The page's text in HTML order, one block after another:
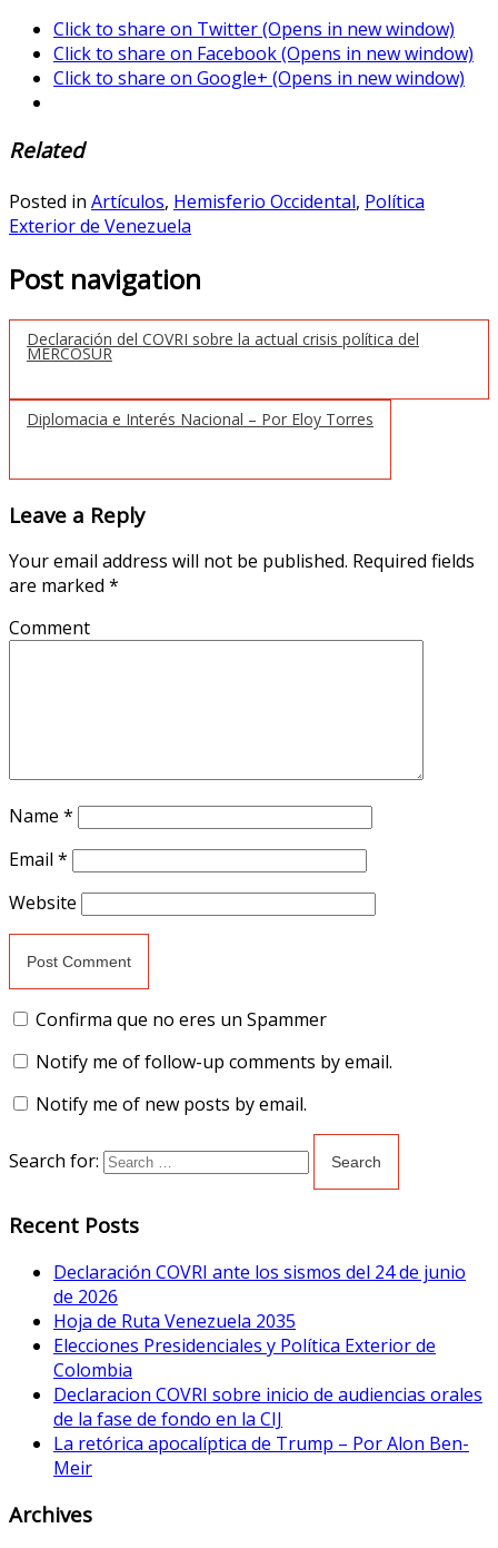
Click to share on Twitter (Opens in new window)
Click to share on Facebook (Opens in new window)
Click to share on Google+ (Opens in new window)
Related
Posted in Artículos, Hemisferio Occidental, Política
Exterior de Venezuela
Post navigation
Declaración del COVRI sobre la actual crisis política del
MERCOSUR
Diplomacia e Interés Nacional – Por Eloy Torres
Leave a Reply
Your email address will not be published. Required fields
are marked *
Comment
Name *
Email *
Website
Confirma que no eres un Spammer
Notify me of follow-up comments by email.
Notify me of new posts by email.
Search for:
Recent Posts
Declaración COVRI ante los sismos del 24 de junio
de 2026
Hoja de Ruta Venezuela 2035
Elecciones Presidenciales y Política Exterior de
Colombia
Declaracion COVRI sobre inicio de audiencias orales
de la fase de fondo en la CIJ
La retórica apocalíptica de Trump – Por Alon Ben-
Meir
Archives